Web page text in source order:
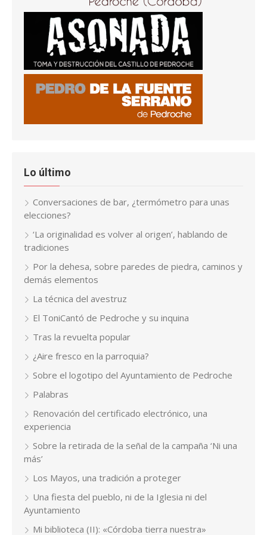
Lo último
Conversaciones de bar, ¿termómetro para unas
elecciones?
‘La originalidad es volver al origen’, hablando de
tradiciones
Por la dehesa, sobre paredes de piedra, caminos y
demás elementos
La técnica del avestruz
El ToniCantó de Pedroche y su inquina
Tras la revuelta popular
¿Aire fresco en la parroquia?
Sobre el logotipo del Ayuntamiento de Pedroche
Palabras
Renovación del certificado electrónico, una
experiencia
Sobre la retirada de la señal de la campaña ‘Ni una
más’
Los Mayos, una tradición a proteger
Una fiesta del pueblo, ni de la Iglesia ni del
Ayuntamiento
Mi biblioteca (II): «Córdoba tierra nuestra»